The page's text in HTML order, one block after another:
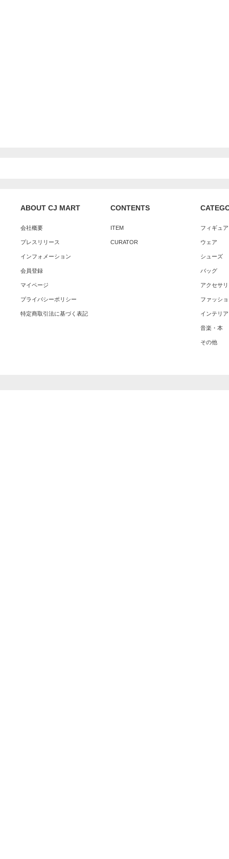
ABOUT CJ MART
会社概要
プレスリリース
インフォメーション
会員登録
マイページ
プライバシーポリシー
特定商取引法に基づく表記
CONTENTS
ITEM
CURATOR
フィギュ
ウェア
シューズ
バッグ
アクセサ
ファッシ
インテリア
音楽・本
その他